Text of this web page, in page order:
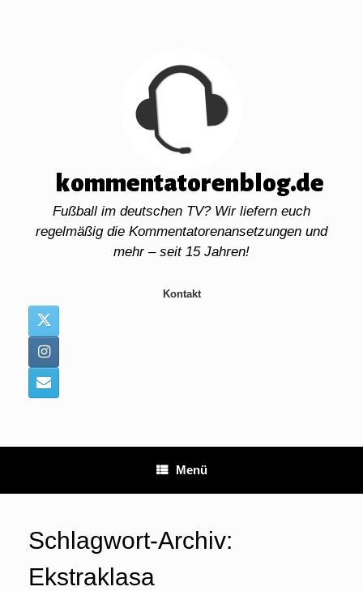
kommentatorenblog.de
Fußball im deutschen TV? Wir liefern euch
regelmäßig die Kommentatorenansetzungen und
mehr – seit 15 Jahren!
Kontakt
Menü
Schlagwort-Archiv:
Ekstraklasa